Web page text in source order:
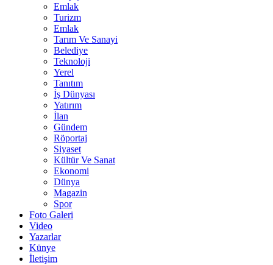
Emlak
Turizm
Emlak
Tarım Ve Sanayi
Belediye
Teknoloji
Yerel
Tanıtım
İş Dünyası
Yatırım
İlan
Gündem
Röportaj
Siyaset
Kültür Ve Sanat
Ekonomi
Dünya
Magazin
Spor
Foto Galeri
Video
Yazarlar
Künye
İletişim